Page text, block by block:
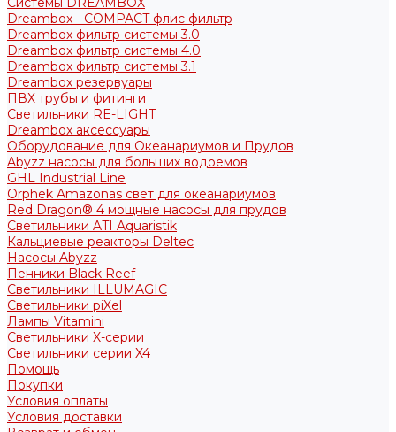
Dreambox - COMPACT флис фильтр
Dreambox фильтр системы 3.0
Dreambox фильтр системы 4.0
Dreambox фильтр системы 3.1
Dreambox резервуары
ПВХ трубы и фитинги
Светильники RE-LIGHT
Dreambox аксессуары
Оборудование для Океанариумов и Прудов
Abyzz насосы для больших водоемов
GHL Industrial Line
Orphek Amazonas свет для океанариумов
Red Dragon® 4 мощные насосы для прудов
Светильники ATI Aquaristik
Кальциевые реакторы Deltec
Насосы Abyzz
Пенники Black Reef
Светильники ILLUMAGIC
Светильники piXel
Лампы Vitamini
Светильники X-серии
Светильники серии X4
Помощь
Покупки
Условия оплаты
Условия доставки